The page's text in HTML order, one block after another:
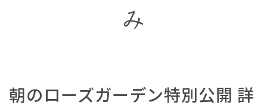
み
朝のローズガーデン特別公開 詳